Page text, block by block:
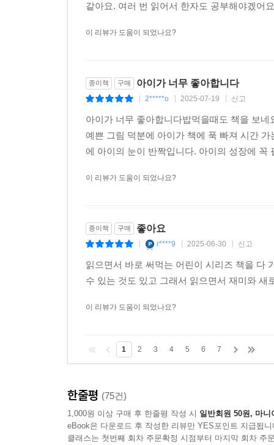
같아요. 여러 번 읽어서 한자도 공부해야겠어
이 리뷰가 도움이 되었나요?
종이책 구매 아이가 너무 좋아합니다
2*****o 2025-07-19 신고
아이가 너무 좋아합니다밥먹을때도 책을 보
예쁜 그림 덕분에 아이가 책에 푹 빠져 시간
에 아이의 눈이 반짝입니다. 아이의 성장에 꼭
이 리뷰가 도움이 되었나요?
종이책 구매 좋아요
r****9 2025-06-30 신고
읽으면서 바로 써먹는 어린이 시리즈 책을 다
수 있는 것도 있고 그래서 읽으면서 재미와
이 리뷰가 도움이 되었나요?
1 2 3 4 5 6 7
한줄평 (75건)
1,000원 이상 구매 후 한줄평 작성 시 일반회원 50원, 마니
eBook은 다운로드 후 작성한 리뷰만 YES포인트 지급됩니
클래스는 첫번째 회차 주문확정 시점부터 마지막 회차 주